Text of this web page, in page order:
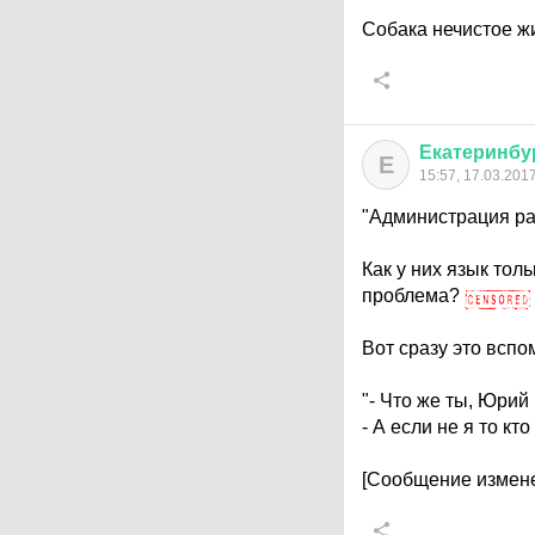
Собака нечистое
Е 15:57,
"Администрация
Как у них язык
проблема?
Вот сразу это
"- Что же ты, Юрий
- А если не я то
[Сообщение